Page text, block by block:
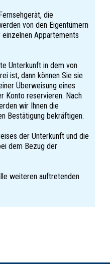
die
von den Eigentümern
Appartements
Unterkunft in dem von
ist, dann können Sie sie
Überweisung eines
Konto reservieren. Nach
wir Ihnen die
Bestätigung bekräftigen.
der Unterkunft und die
dem Bezug der
weiteren auftretenden